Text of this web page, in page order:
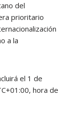
del
prioritario
a la
el 1 de
hora de